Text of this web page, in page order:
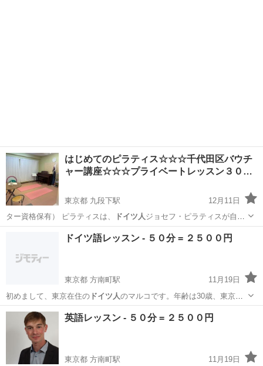
はじめてのピラティス☆☆☆千代田区バウチ
ャー講座☆☆☆プライベートレッスン３０…
東京都 九段下駅
12月11日
ター資格保有） ピラティスは、
ドイツ人ジョセフ・ピラティスが自身
の病弱な体…千代田区 九段下駅 ピラティス
ドイツ語レッスン - ５０分 = ２５００円
東京都 方南町駅
11月19日
初めまして、東京在住のドイツ人のマルコです。年齢は30歳、東京で
政…
東京 杉並区 方南町駅
英語レッスン - ５０分 = ２５００円
東京都 方南町駅 11月19日